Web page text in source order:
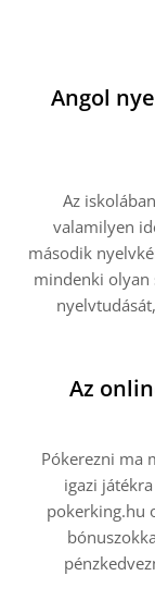
Angol
Az
valamilyen
második
mindenki olyan
Az
Pókerezni ma
igazi
pokerking.hu